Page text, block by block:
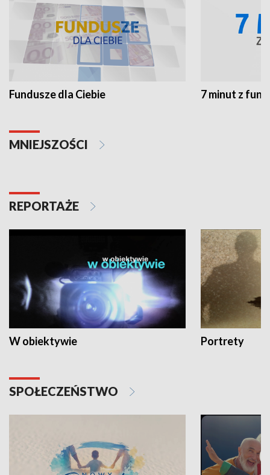
Fundusze dla Ciebie 7 minut z
MNIEJSZOŚCI
REPORTAŻE
W obiektywie Portrety
SPOŁECZEŃSTWO